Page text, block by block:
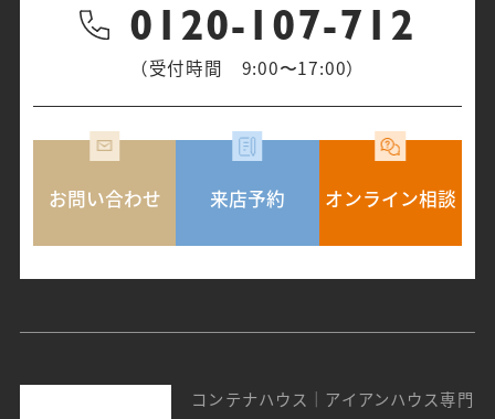
0120-107-712
（受付時間 9:00〜17:00）
お問い合わせ 来店予約 オンライン相談
コンテナハウス｜アイアンハウス専門